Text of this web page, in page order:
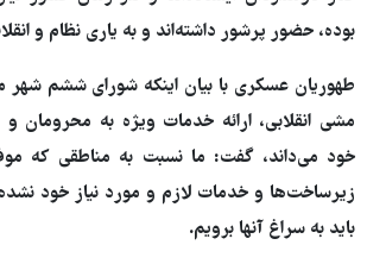
بوده، حضور پرشور داشته‌اند و به یاری نظام و
طهوریان عسکری با بیان اینکه شورای ششم شهر
مشی انقلابی، ارائه خدمات ویژه به محرومان
خود می‌داند، گفت: ما نسبت به مناطقی که
زیرساخت‌ها و خدمات لازم و مورد نیاز خود
باید به سراغ آنها برویم.